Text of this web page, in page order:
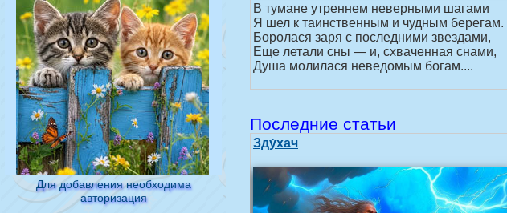
Для добавления необходима
авторизация
В тумане утреннем неверными шагами
Я шел к таинственным и чудным берегам.
Боролася заря с последними звездами,
Еще летали сны — и, схваченная снами,
Душа молилася неведомым богам....
Последние статьи
Зду́хач